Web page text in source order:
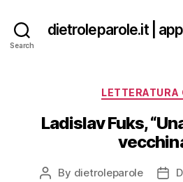
Search
dietroleparole.it |
LETTERATURA
Ladislav Fuks,
Post
By dietroleparole